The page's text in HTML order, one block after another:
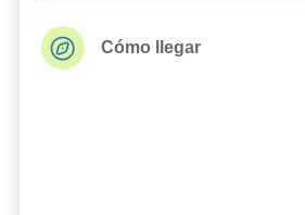
Cómo llegar